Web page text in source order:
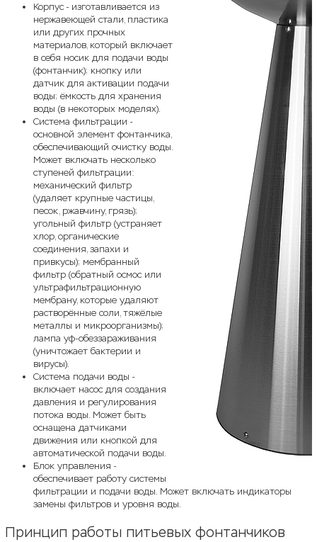
Корпус - изготавливается из
нержавеющей стали, пластика
или других прочных
материалов, который включает
в себя носик для подачи воды
(фонтанчик); кнопку или
датчик для активации подачи
воды; ёмкость для хранения
воды (в некоторых моделях).
Система фильтрации -
основной элемент фонтанчика,
обеспечивающий очистку воды.
Может включать несколько
ступеней фильтрации:
механический фильтр
(удаляет крупные частицы,
песок, ржавчину, грязь);
угольный фильтр (устраняет
хлор, органические
соединения, запахи и
привкусы); мембранный
фильтр (обратный осмос или
ультрафильтрационную
мембрану, которые удаляют
растворённые соли, тяжёлые
металлы и микроорганизмы);
лампа уф-обеззараживания
(уничтожает бактерии и
вирусы).
Система подачи воды -
включает насос для создания
давления и регулирования
потока воды. Может быть
оснащена датчиками
движения или кнопкой для
автоматической подачи воды.
Блок управления -
обеспечивает работу системы
фильтрации и подачи воды. Может включать индикаторы
замены фильтров и уровня воды.
Принцип работы питьевых фонтанчиков